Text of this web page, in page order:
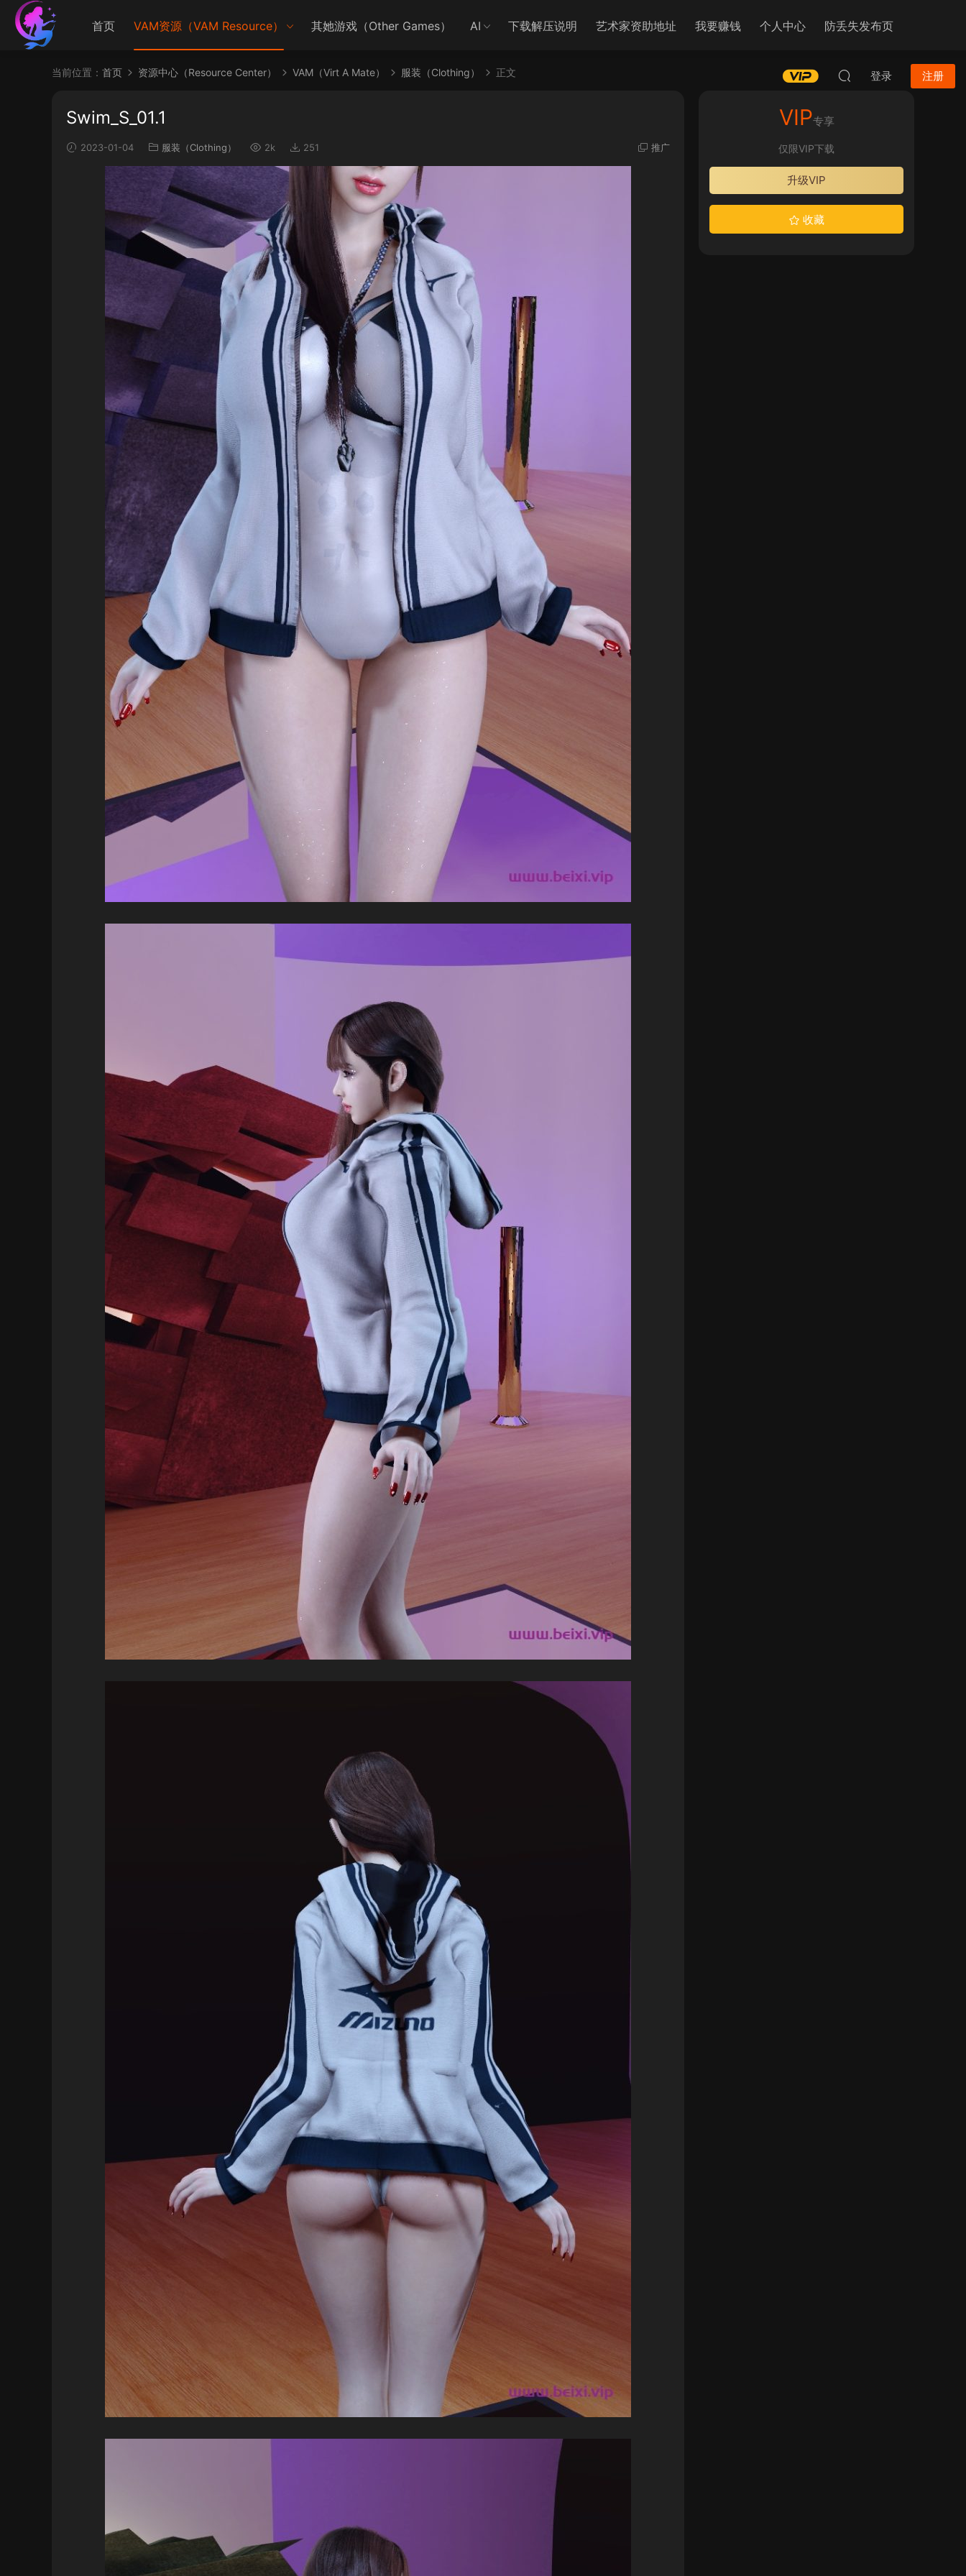
首页 VAM资源（VAM Resource） 其她游戏（Other Games） AI 下载解压说明 艺术家资助地址 我要赚钱 个人中心 防丢失发布页
登录 注册
当前位置： 首页 资源中心（Resource Center） VAM（Virt A Mate） 服装（Clothing） 正文
Swim_S_01.1
2023-01-04 服装（Clothing） 2k 251 推广
VIP专享
仅限VIP下载
升级VIP
收藏